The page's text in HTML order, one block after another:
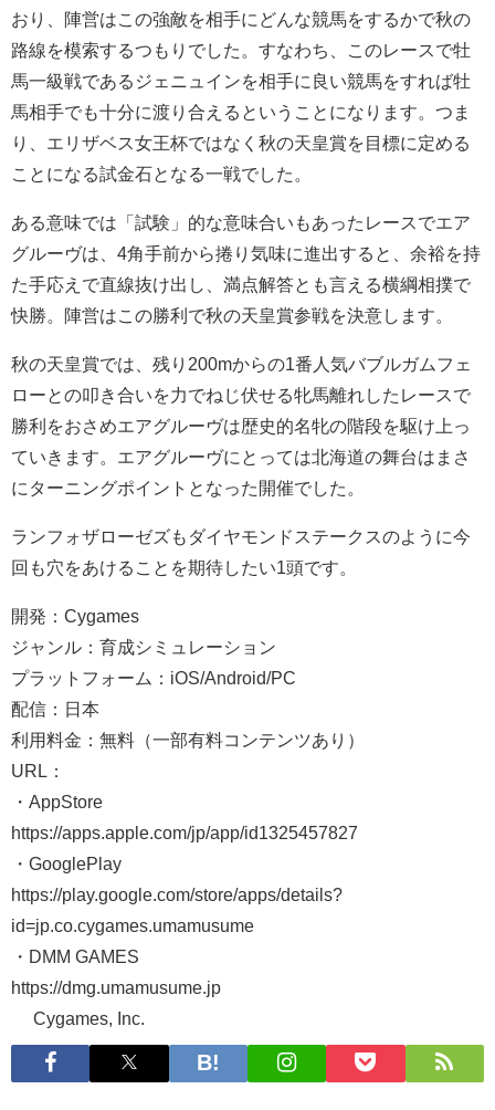
おり、陣営はこの強敵を相手にどんな競馬をするかで秋の
路線を模索するつもりでした。すなわち、このレースで牡
馬一級戦であるジェニュインを相手に良い競馬をすれば牡
馬相手でも十分に渡り合えるということになります。つま
り、エリザベス女王杯ではなく秋の天皇賞を目標に定める
ことになる試金石となる一戦でした。
ある意味では「試験」的な意味合いもあったレースでエア
グルーヴは、4角手前から捲り気味に進出すると、余裕を持
た手応えで直線抜け出し、満点解答とも言える横綱相撲で
快勝。陣営はこの勝利で秋の天皇賞参戦を決意します。
秋の天皇賞では、残り200mからの1番人気バブルガムフェ
ローとの叩き合いを力でねじ伏せる牝馬離れしたレースで
勝利をおさめエアグルーヴは歴史的名牝の階段を駆け上っ
ていきます。エアグルーヴにとっては北海道の舞台はまさ
にターニングポイントとなった開催でした。
ランフォザローゼズもダイヤモンドステークスのように今
回も穴をあけることを期待したい1頭です。
開発：Cygames
ジャンル：育成シミュレーション
プラットフォーム：iOS/Android/PC
配信：日本
利用料金：無料（一部有料コンテンツあり）
URL：
・AppStore
https://apps.apple.com/jp/app/id1325457827
・GooglePlay
https://play.google.com/store/apps/details?
id=jp.co.cygames.umamusume
・DMM GAMES
https://dmg.umamusume.jp
© Cygames, Inc.